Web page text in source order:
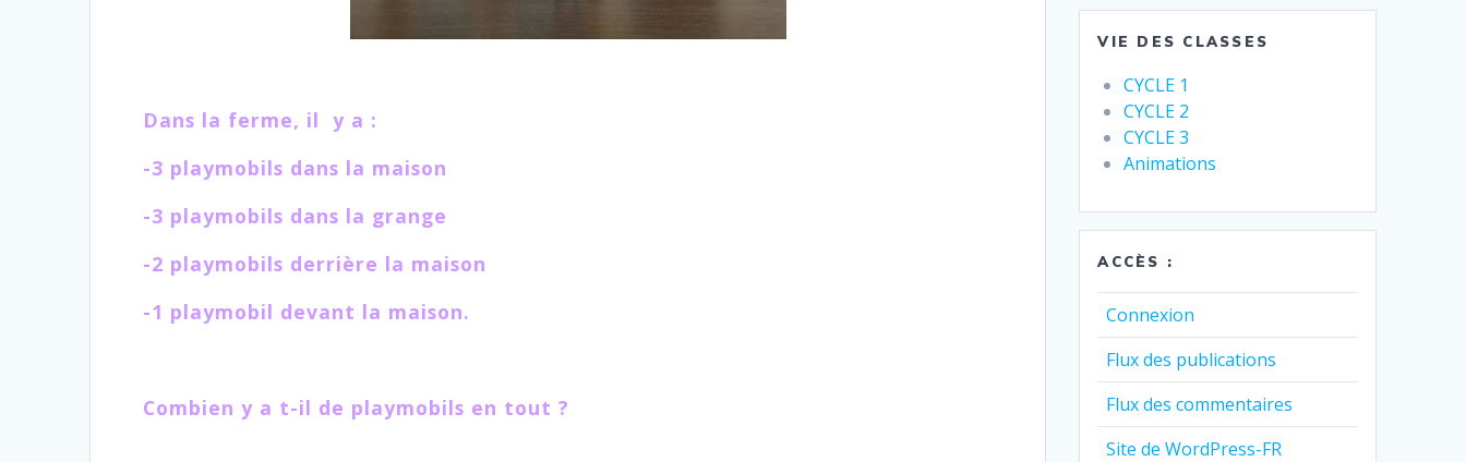
Dans la ferme, il y a :
-3 playmobils dans la maison
-3 playmobils dans la grange
-2 playmobils derrière la maison
-1 playmobil devant la maison.
Combien y a t-il de playmobils en tout ?
VIE DES CLASSES
CYCLE 1
CYCLE 2
CYCLE 3
Animations
ACCÈS :
Connexion
Flux des publications
Flux des commentaires
Site de WordPress-FR